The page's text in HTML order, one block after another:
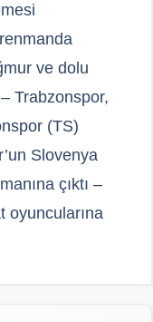
ve dolu
Trabzonspor,
(TS)
Slovenya
çıktı –
oyuncularına